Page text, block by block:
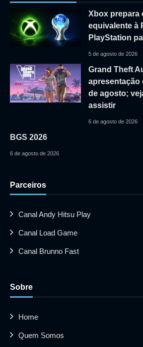
Xbox prepara
equivalente à
PlayStation
5 de agosto de 2026
Grand Theft
apresentação
de agosto;
assistir
6 de agosto de 2026
BGS 2026
6 de agosto de 2026
Parceiros
Canal Andy Hitsu Play
Canal Load Game
Canal Brunno Fast
Sobre
Home
Quem Somos